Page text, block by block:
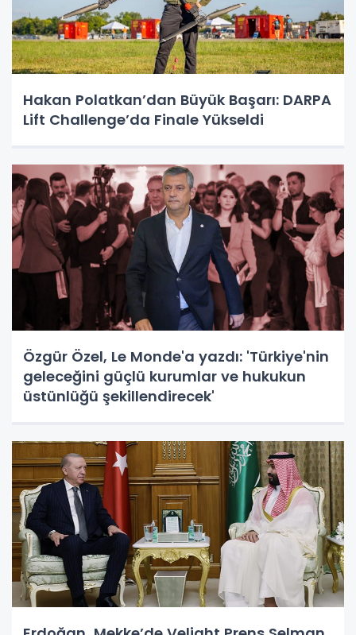
Hakan Polatkan’dan Büyük Başarı: DARPA
Lift Challenge’da Finale Yükseldi
Özgür Özel, Le Monde'a yazdı: 'Türkiye'nin
geleceğini güçlü kurumlar ve hukukun
üstünlüğü şekillendirecek'